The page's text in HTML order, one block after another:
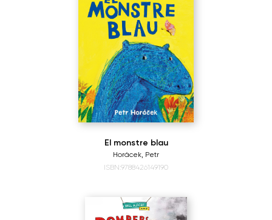
El monstre blau
Horácek, Petr
ISBN:9788426149190